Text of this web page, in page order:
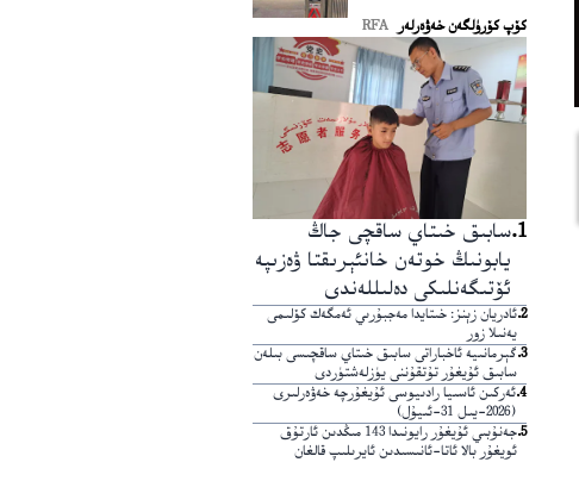
كۆپ كۆرۈلگەن خەۋەرلەر
RFA
1
.سابىق خىتاي ساقچى جاڭ
يابونىڭ خوتەن خانئېرىقتا ۋەزىپە
ئۆتىگەنلىكى دەلىللەندى
2
.ئادريان زېنز: خىتايدا مەجبۇرىي ئەمگەك كۆلىمى
يەنىلا زور
3
.گېرمانىيە ئاخباراتى سابىق خىتاي ساقچىسى بىلەن
سابىق ئۇيغۇر تۇتقۇننى يۈزلەشتۈردى
4
.ئەركىن ئاسىيا رادىيوسى ئۇيغۇرچە خەۋەرلىرى
(2026-يىل 31-ئىيۇل)
5
.
جەنۇبىي ئۇيغۇر رايونىدا 143 مىڭدىن ئارتۇق
ئويغۇر بالا ئاتا-ئانىسىدىن ئايرىلىپ قالغان